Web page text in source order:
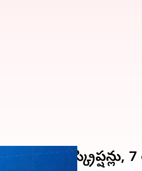
4 సబ్‌స్క్రిప్షన్లు, 7